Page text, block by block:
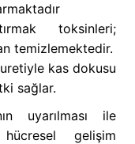
toksinleri;
temizlemektedir.
kas dokusu
sağlar.
uyarılması ile
gelişim